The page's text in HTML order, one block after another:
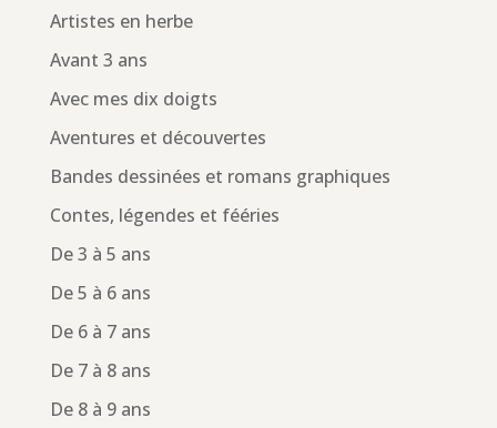
Artistes en herbe
Avant 3 ans
Avec mes dix doigts
Aventures et découvertes
Bandes dessinées et romans graphiques
Contes, légendes et fééries
De 3 à 5 ans
De 5 à 6 ans
De 6 à 7 ans
De 7 à 8 ans
De 8 à 9 ans